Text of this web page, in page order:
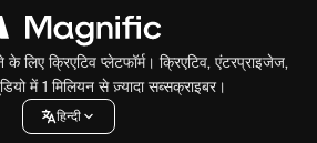
लिए क्रिएटिव प्लेटफॉर्म। क्रिएटिव, एंटरप्राइजेज,
में 1 मिलियन से ज़्यादा सब्सक्राइबर।
हिन्दी